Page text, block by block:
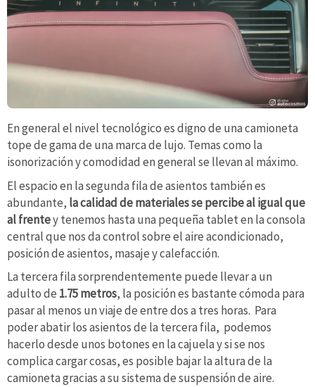
En general el nivel tecnológico es digno de una camioneta
tope de gama de una marca de lujo. Temas como la
isonorización y comodidad en general se llevan al máximo.
El espacio en la segunda fila de asientos también es
abundante, la calidad de materiales se percibe al igual que
al frentey tenemos hasta una pequeña tablet en la consola
central que nos da control sobre el aire acondicionado,
posición de asientos, masaje y calefacción.
La tercera fila sorprendentemente puede llevar a un
adulto de 1.75 metros, la posición es bastante cómoda para
pasar al menos un viaje de entre dos a tres horas. Para
poder abatir los asientos de la tercera fila, podemos
hacerlo desde unos botones en la cajuela y si se nos
complica cargar cosas, es posible bajar la altura de la
camioneta gracias a su sistema de suspensión de aire.